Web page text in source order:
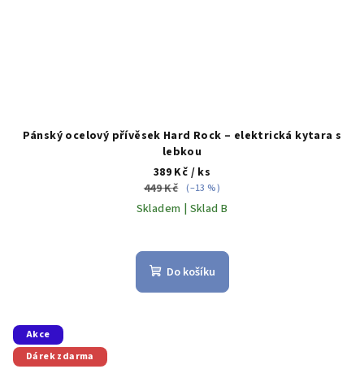
Pánský ocelový přívěsek Hard Rock – elektrická kytara s
lebkou
389 Kč / ks
449 Kč (–13 %)
Skladem | Sklad B
Do košíku
Akce
Dárek zdarma